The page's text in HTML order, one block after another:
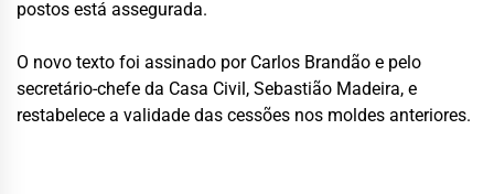
postos está assegurada.
O novo texto foi assinado por Carlos Brandão e pelo
secretário-chefe da Casa Civil, Sebastião Madeira, e
restabelece a validade das cessões nos moldes anteriores.